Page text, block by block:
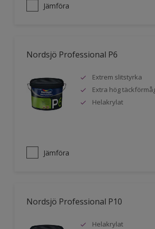
Jämföra
Nordsjö Professional P6
Extrem slitstyrka
Extra hög
Helakrylat
Jämföra
Nordsjö Professional P10
Helakrylat